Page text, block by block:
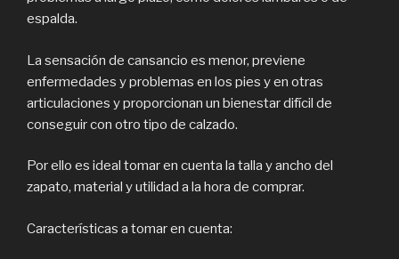
espalda.
La sensación de cansancio es menor, previene
enfermedades y problemas en los pies y en otras
articulaciones y proporcionan un bienestar difícil de
conseguir con otro tipo de calzado.
Por ello es ideal tomar en cuenta la talla y ancho del
zapato, material y utilidad a la hora de comprar.
Características a tomar en cuenta: